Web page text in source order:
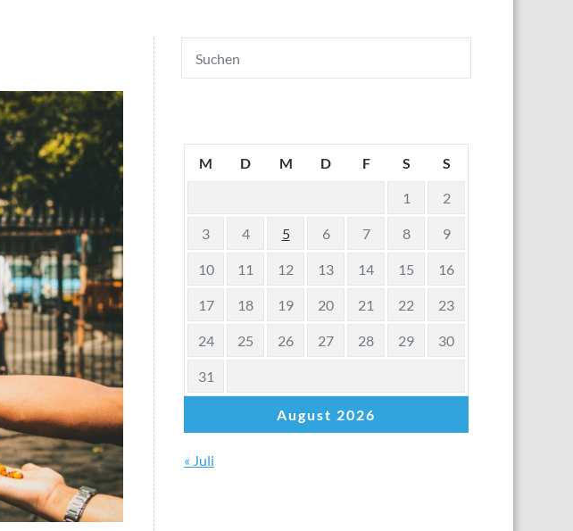
August 2026
M D M D F S S
1 2
3 4 5 6 7 8 9
10 11 12 13 14 15 16
17 18 19 20 21 22 23
24 25 26 27 28 29 30
31
« Juli